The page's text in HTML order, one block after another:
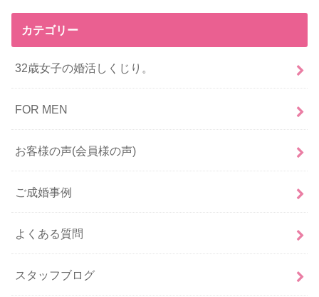
カテゴリー
32歳女子の婚活しくじり。
FOR MEN
お客様の声(会員様の声)
ご成婚事例
よくある質問
スタッフブログ